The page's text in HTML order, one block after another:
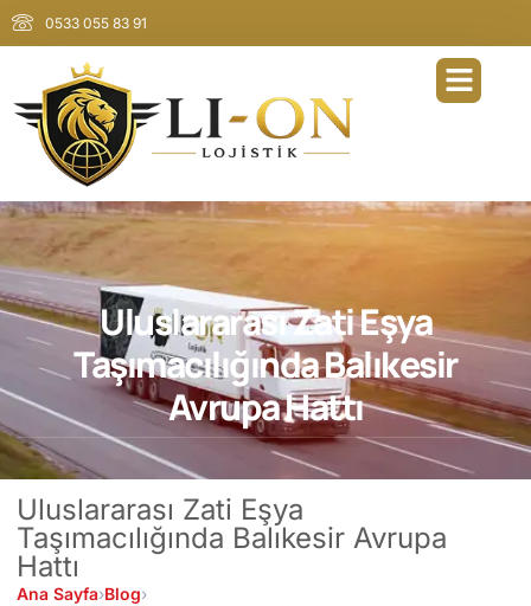
0533 055 83 91
Uluslararası Zati Eşya
Taşımacılığında Balıkesir
Avrupa Hattı
Uluslararası Zati Eşya
Taşımacılığında Balıkesir Avrupa
Hattı
Ana Sayfa›Blog›